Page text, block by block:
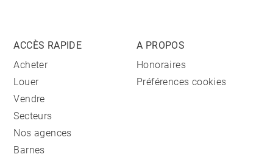
ACCÈS RAPIDE
Acheter
Louer
Vendre
Secteurs
Nos agences
Barnes
A PROPOS
Honoraires
Préférences cookies